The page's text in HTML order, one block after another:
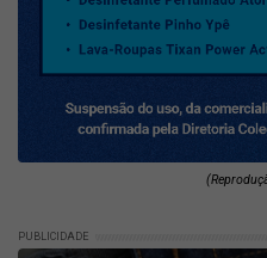
PUBLICIDADE